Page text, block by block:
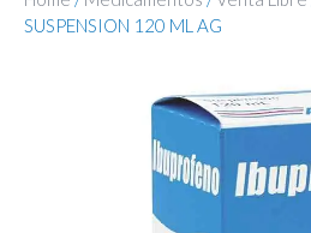
SUSPENSION 120 ML AG